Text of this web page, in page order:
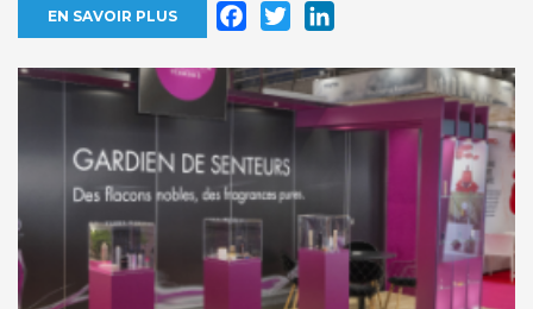
EN SAVOIR PLUS Facebook
Twitter